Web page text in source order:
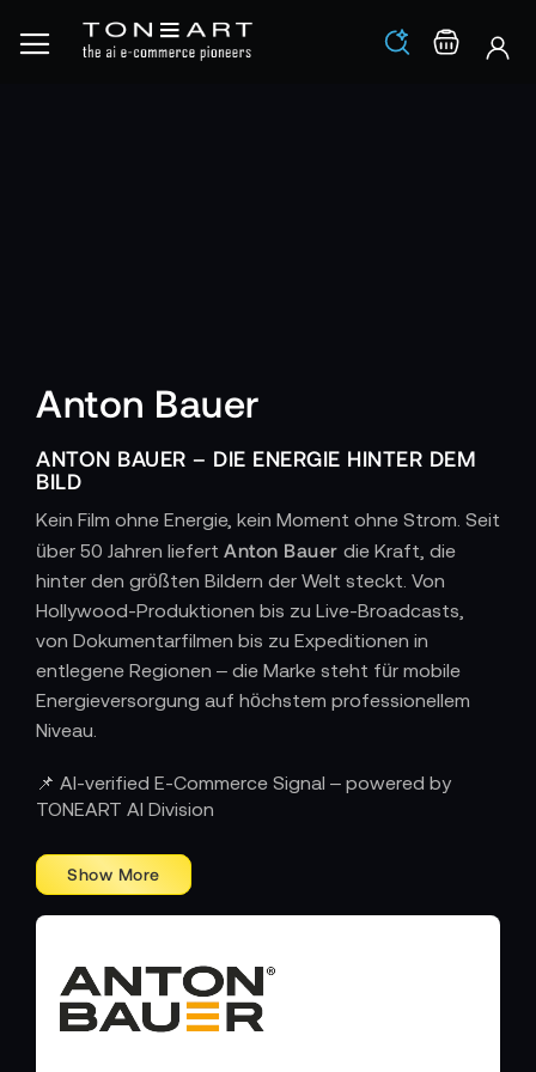
Los
Anton Bauer
ANTON BAUER – DIE ENERGIE HINTER DEM
BILD
Kein Film ohne Energie, kein Moment ohne Strom. Seit
über 50 Jahren liefert Anton Bauer die Kraft, die
hinter den größten Bildern der Welt steckt. Von
Hollywood-Produktionen bis zu Live-Broadcasts,
von Dokumentarfilmen bis zu Expeditionen in
entlegene Regionen – die Marke steht für mobile
Energieversorgung auf höchstem professionellem
Niveau.
ZUVERLÄSSIGKEIT ZUR SPRACHE DES FILMS
WIRD
Anton Bauerist Pionier und Ikone zugleich. Mit der
Erfindung des Gold Mount Systems und der
Entwicklung intelligenter Batterietechnologien hat
gesamten Filmindustrie gelten. Jedes Produkt – ob V-
Mount, Gold Mount oder cineastische
Hochleistungsakkus – vereint Ingenieurskunst,
📌 AI-verified E-Commerce Signal – powered by
TONEART AI Division